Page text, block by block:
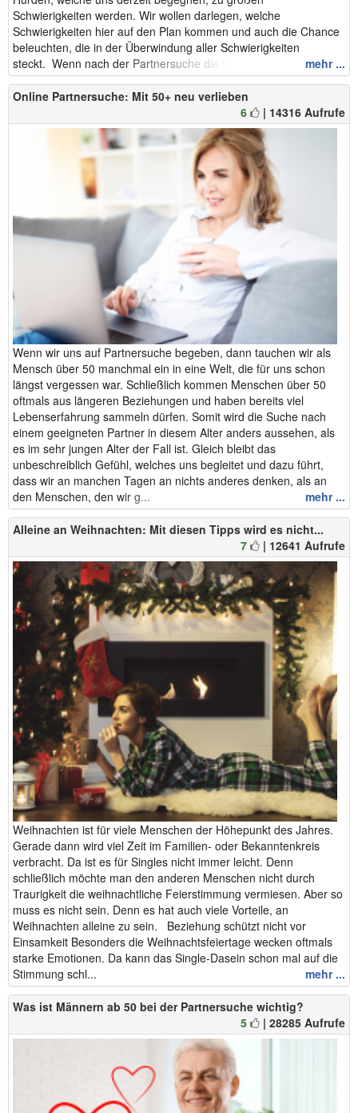
Schwierigkeiten werden. Wir wollen darlegen, welche
Schwierigkeiten hier auf den Plan kommen und auch die Chance
beleuchten, die in der Überwindung aller Schwierigkeiten
steckt. Wenn nach der Partnersuche die rä...
mehr ...
Online Partnersuche: Mit 50+ neu verlieben
6
| 14316 Aufrufe
Wenn wir uns auf Partnersuche begeben, dann tauchen wir als
Mensch über 50 manchmal ein in eine Welt, die für uns schon
längst vergessen war. Schließlich kommen Menschen über 50
oftmals aus längeren Beziehungen und haben bereits viel
Lebenserfahrung sammeln dürfen. Somit wird die Suche nach
einem geeigneten Partner in diesem Alter anders aussehen, als
es im sehr jungen Alter der Fall ist. Gleich bleibt das
unbeschreiblich Gefühl, welches uns begleitet und dazu führt,
dass wir an manchen Tagen an nichts anderes denken, als an
den Menschen, den wir g...
mehr ...
Alleine an Weihnachten: Mit diesen Tipps wird es nicht...
7
| 12641 Aufrufe
Weihnachten ist für viele Menschen der Höhepunkt des Jahres.
Gerade dann wird viel Zeit im Familien- oder Bekanntenkreis
verbracht. Da ist es für Singles nicht immer leicht. Denn
schließlich möchte man den anderen Menschen nicht durch
Traurigkeit die weihnachtliche Feierstimmung vermiesen. Aber so
muss es nicht sein. Denn es hat auch viele Vorteile, an
Weihnachten alleine zu sein. Beziehung schützt nicht vor
Einsamkeit Besonders die Weihnachtsfeiertage wecken oftmals
starke Emotionen. Da kann das Single-Dasein schon mal auf die
Stimmung schl...
mehr ...
Was ist Männern ab 50 bei der Partnersuche wichtig?
5
| 28285 Aufrufe